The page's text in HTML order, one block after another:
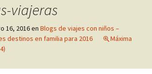
viajeras
16, 2016en Blogs de viajes con niños –
destinos en familia para 2016
Máxima